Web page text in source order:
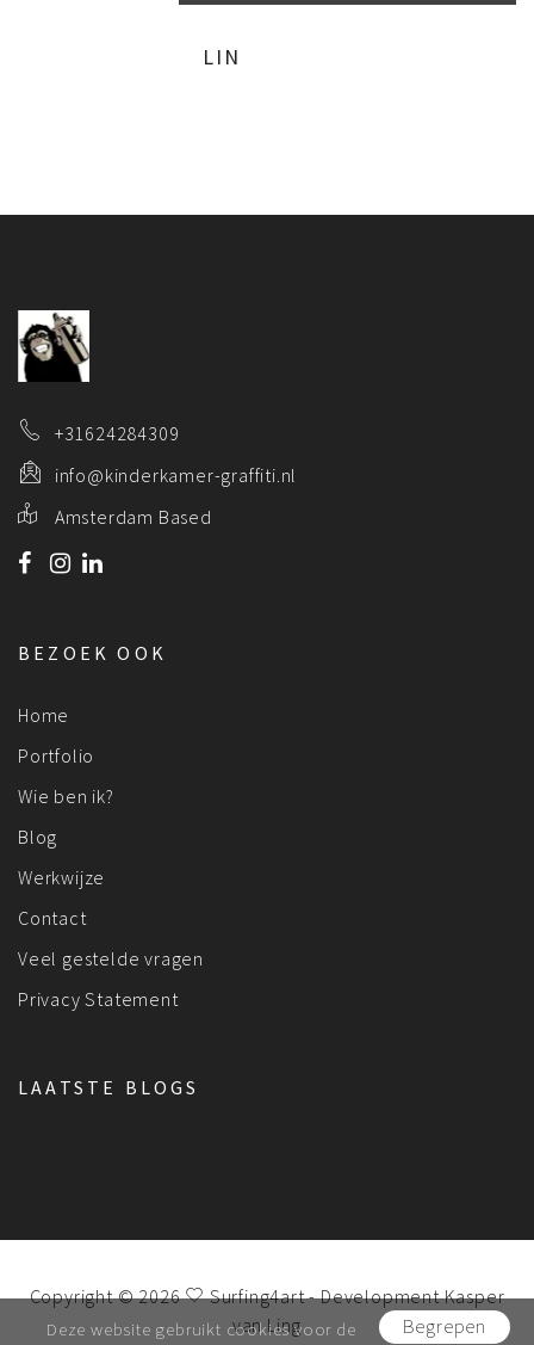
+31624284309
info@kinderkamer-graffiti.nl
Amsterdam Based
BEZOEK OOK
Home
Portfolio
Wie ben ik?
Blog
Werkwijze
Contact
Veel gestelde vragen
Privacy Statement
LAATSTE BLOGS
Copyright © 2026 Surfing4art- DevelopmentKasper
van Ling
Begrepen
Deze website gebruikt cookies voor de